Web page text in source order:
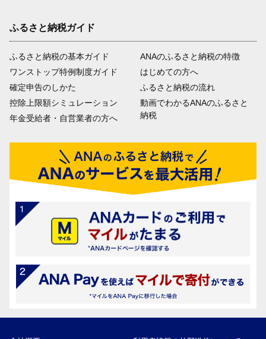
ふるさと納税ガイド
ふるさと納税の基本ガイド
ワンストップ特例制度ガイド
確定申告のしかた
控除上限額シミュレーション
年金受給者・自営業者の方へ
ANAのふるさと納税の特徴
はじめての方へ
ふるさと納税の流れ
動画でわかるANAのふるさと
納税